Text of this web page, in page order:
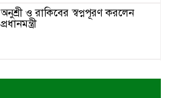
অনুশ্রী ও রাকিবের স্বপ্নপূরণ করলেন
প্রধানমন্ত্রী
জেলা কমিটির সভা অনুষ্ঠিত